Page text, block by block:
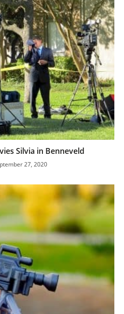
Silvia in Benneveld
27, 2020